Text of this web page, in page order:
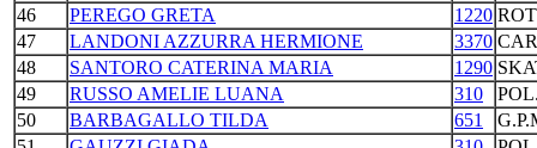
46
PEREGO GRETA 1220
47
LANDONI AZZURRA HERMIONE 3370
48
SANTORO CATERINA MARIA 1290
49
RUSSO AMELIE LUANA 310
50
BARBAGALLO TILDA 651